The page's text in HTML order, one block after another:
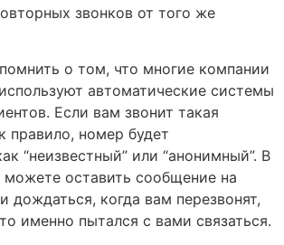
звонков от того же
о том, что многие компании
автоматические системы
Если вам звонит такая
правило, номер будет
“неизвестный” или “анонимный”. В
можете оставить сообщение на
дождаться, когда вам перезвонят,
именно пытался с вами связаться.